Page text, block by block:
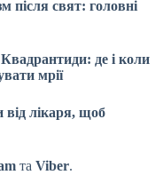
після свят: головні
де і коли
мрії
лікаря, щоб
та Viber.